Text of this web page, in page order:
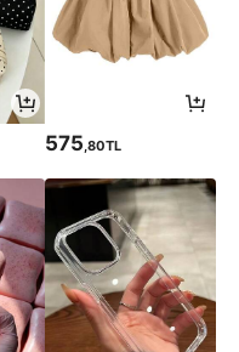
575,80TL